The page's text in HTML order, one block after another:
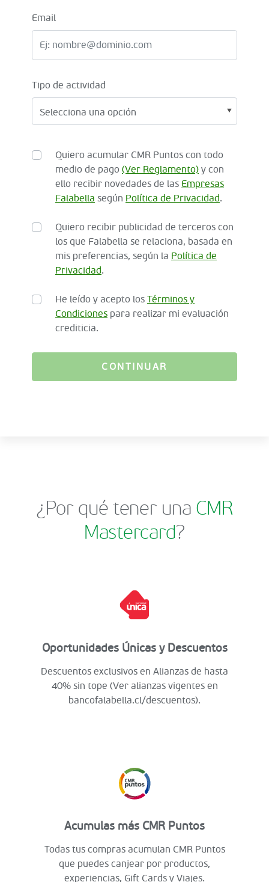
Email
Tipo de actividad
Quiero acumular CMR Puntos con todo
medio de pago (Ver Reglamento) y con
ello recibir novedades de las Empresas
Falabella según Política de Privacidad.
Quiero recibir publicidad de terceros con
los que Falabella se relaciona, basada en
mis preferencias, según la Política de
Privacidad.
He leído y acepto los Términos y
Condiciones para realizar mi evaluación
crediticia.
CONTINUAR
¿Por qué tener una CMR
Mastercard?
Oportunidades Únicas y Descuentos
Descuentos exclusivos en Alianzas de hasta
40% sin tope (Ver alianzas vigentes en
bancofalabella.cl/descuentos).
Acumulas más CMR Puntos
Todas tus compras acumulan CMR Puntos
que puedes canjear por productos,
experiencias, Gift Cards y Viajes.